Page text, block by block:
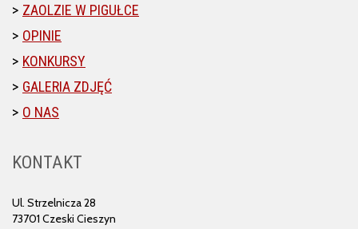
ZAOLZIE W PIGUŁCE
OPINIE
KONKURSY
GALERIA ZDJĘĆ
O NAS
KONTAKT
Ul. Strzelnicza 28
73701 Czeski Cieszyn